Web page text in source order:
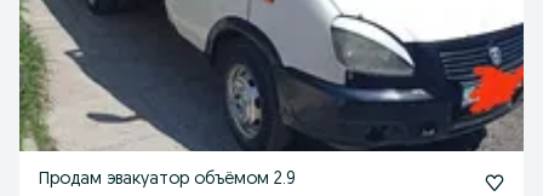
Продам эвакуатор объёмом 2.9